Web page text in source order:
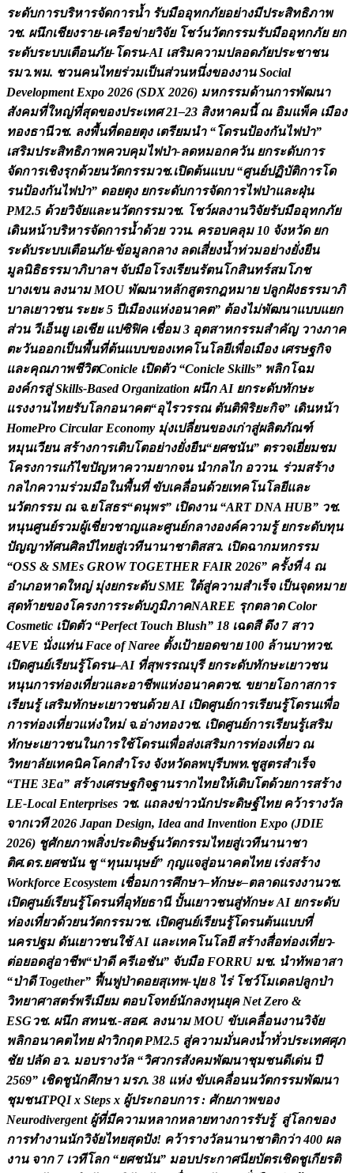
ระดบการบรหารจดการน รบมออทกภยอยางมประสทธภาพ
วช. ผนกเชยงราย-เครอขายวจย โชวนวตกรรมรบมออทกภย ยก
ระดบระบบเตอนภย-โดรน-AI เสรมความปลอดภยประชาชน
รมว.พม. ชวนคนไทยรวมเปนสวนหนงของงาน Social
Development Expo 2026 (SDX 2026) มหกรรมดานการพฒนา
สงคมทใหญทสดของประเทศ 21–23 สงหาคมน ณ อมแพค เมอง
ทองธานวช. ลงพนทดอยตง เตรยมน “โดรนปองกนไฟปา”
เสรมประสทธภาพควบคมไฟปา-ลดหมอกควน ยกระดบการ
จดการเชงรกดวยนวตกรรมวช.เปดตนแบบ “ศนยปฏบตการโด
รนปองกนไฟปา” ดอยตง ยกระดบการจดการไฟปาและฝน
PM2.5 ดวยวจยและนวตกรรมวช. โชวผลงานวจยรบมออทกภย
เดนหนาบรหารจดการนดวย ววน. ครอบคลม 10 จงหวด ยก
ระดบระบบเตอนภย-ขอมลกลาง ลดเสยงนทวมอยางยงยน
มลนธธรรมาภบาลฯ จบมอโรงเรยนรตนโกสนทรสมโภช
บางเขน ลงนาม MOU พฒนาหลกสตรกฎหมาย ปลกฝงธรรมาภ
บาลเยาวชน ระยะ 5 ปเมองแหงอนาคต” ตองไมพฒนาแบบแยก
สวน วเอนย เอเชย แปซฟค เชอม 3 อตสาหกรรมสคญ วางภาค
ตะวนออกเปนพนทตนแบบของเทคโนโลยเพอเมอง เศรษฐกจ
และคณภาพชวตConicle เปดตว “Conicle Skills” พลกโฉม
องคกรส Skills-Based Organization ผนก AI ยกระดบทกษะ
แรงงานไทยรบโลกอนาคต“อไรวรรณ ตนตพรยะกจ” เดนหนา
HomePro Circular Economy มงเปลยนของเกาสผลตภณฑ
หมนเวยน สรางการเตบโตอยางยงยน“ยศชนน” ตรวจเยยมชม
โครงการแกไขปญหาความยากจน นกลไก อววน. รวมสราง
กลไกความรวมมอในพนท ขบเคลอนดวยเทคโนโลยและ
นวตกรรม ณ จ.ยโสธร“ดนพร” เปดงาน “ART DNA HUB” วช.
หนนศนยรวมผเชยวชาญและศนยกลางองคความร ยกระดบทน
ปญญาทศนศลปไทยสเวทนานาชาตสสว. เปดฉากมหกรรม
“OSS & SMEs GROW TOGETHER FAIR 2026” ครงท 4 ณ
อเภอหาดใหญ มงยกระดบ SME ใตสความสเรจ เปนจดหมาย
สดทายของโครงการระดบภมภาคNAREE รกตลาด Color
Cosmetic เปดตว “Perfect Touch Blush” 18 เฉดส ดง 7 สาว
4EVE นงแทน Face of Naree ตงเปายอดขาย 100 ลานบาทวช.
เปดศนยเรยนรโดรน–AI ทสพรรณบร ยกระดบทกษะเยาวชน
หนนการทองเทยวและอาชพแหงอนาคตวช. ขยายโอกาสการ
เรยนร เสรมทกษะเยาวชนดวย AI เปดศนยการเรยนรโดรนเพอ
การทองเทยวแหงใหม จ.อางทองวช. เปดศนยการเรยนรเสรม
ทกษะเยาวชนในการใชโดรนเพอสงเสรมการทองเทยว ณ
วทยาลยเทคนคโคกสโรง จงหวดลพบรบพท.ชสตรสเรจ
“THE 3Ea” สรางเศรษฐกจฐานรากไทยใหเตบโตดวยการสราง
LE-Local Enterprises วช. แถลงขาวนกประดษฐไทย ควารางวล
จากเวท 2026 Japan Design, Idea and Invention Expo (JDIE
2026) ชศกยภาพสงประดษฐนวตกรรมไทยสเวทนานาชา
ตศ.ดร.ยศชนน ช “ทนมนษย” กญแจสอนาคตไทย เรงสราง
Workforce Ecosystem เชอมการศกษา–ทกษะ–ตลาดแรงงานวช.
เปดศนยเรยนรโดรนทอทยธาน ปนเยาวชนสทกษะ AI ยกระดบ
ทองเทยวดวยนวตกรรมวช. เปดศนยเรยนรโดรนตนแบบท
นครปฐม ดนเยาวชนใช AI และเทคโนโลย สรางสอทองเทยว-
ตอยอดสอาชพ“ปาด ครเอชน” จบมอ FORRU มช. นทพอาสา
“ปาด Together” ฟนฟปาดอยสเทพ-ปย 8 ไร โชวโมเดลปลกปา
วทยาศาสตรพรเมยม ตอบโจทยนกลงทนยค Net Zero &
ESGวช. ผนก สทนช.-สอศ. ลงนาม MOU ขบเคลอนงานวจย
พลกอนาคตไทย ฝาวกฤต PM2.5 สความมนคงนทวประเทศศภ
ชย ปลด อว. มอบรางวล “วศวกรสงคมพฒนาชมชนดเดน ป
2569” เชดชนกศกษา มรภ. 38 แหง ขบเคลอนนวตกรรมพฒนา
ชมชนTPQI x Steps x ผประกอบการ : ศกยภาพของ
Neurodivergent ผทมความหลากหลายทางการรบร สโลกของ
การทงานนกวจยไทยสดปง! ควารางวลนานาชาตกวา 400 ผล
งาน จาก 7 เวทโลก “ยศชนน” มอบประกาศนยบตรเชดชเกยรต